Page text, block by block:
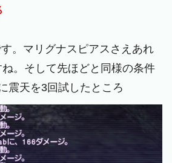
。マリグナスピアスさえあれ
。そして先ほどと同様の条件
震天を3回試したところ